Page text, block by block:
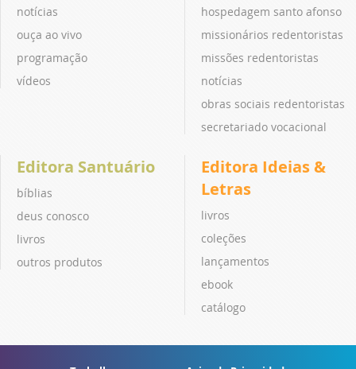
notícias
ouça ao vivo
programação
vídeos
hospedagem santo afonso
missionários redentoristas
missões redentoristas
notícias
obras sociais redentoristas
secretariado vocacional
Editora Santuário
bíblias
deus conosco
livros
outros produtos
Editora Ideias &
Letras
livros
coleções
lançamentos
ebook
catálogo